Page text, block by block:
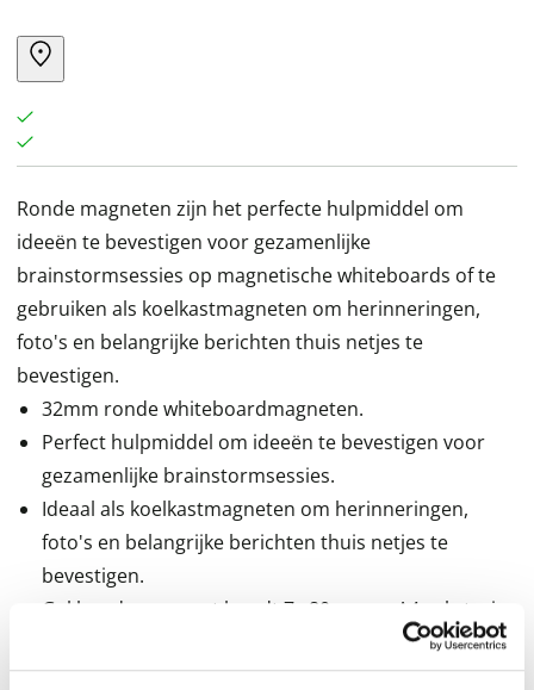
Ronde magneten zijn het perfecte hulpmiddel om
ideeën te bevestigen voor gezamenlijke
brainstormsessies op magnetische whiteboards of te
gebruiken als koelkastmagneten om herinneringen,
foto's en belangrijke berichten thuis netjes te
bevestigen.
32mm ronde whiteboardmagneten.
Perfect hulpmiddel om ideeën te bevestigen voor
gezamenlijke brainstormsessies.
Ideaal als koelkastmagneten om herinneringen,
foto's en belangrijke berichten thuis netjes te
bevestigen.
Gekleurde magneet houdt 7x 80 grams A4 vel stevig
Magneetsterkte 800 gram.